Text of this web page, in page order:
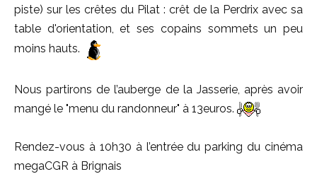
piste) sur les crêtes du Pilat : crêt de la Perdrix avec sa
table d'orientation, et ses copains sommets un peu
moins hauts.
Nous partirons de l’auberge de la Jasserie, après avoir
mangé le "menu du randonneur" à 13euros.
Rendez-vous à 10h30 à l’entrée du parking du cinéma
megaCGR à Brignais